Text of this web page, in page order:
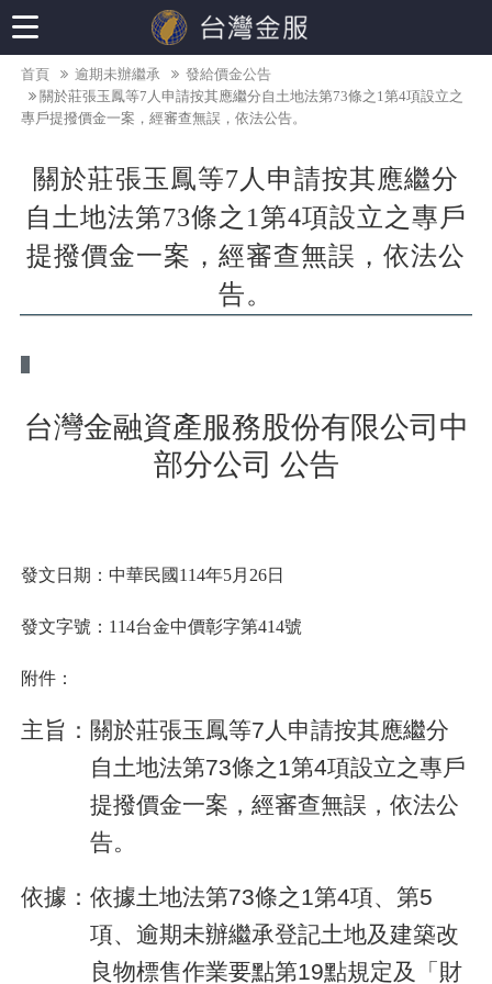
首頁 逾期未辦繼承
發給價金公告
關於莊張玉鳳等7人申請按其應繼分自土地法第73條之1第4項設立之
專戶提撥價金一案，經審查無誤，依法公告。
關於莊張玉鳳等7人申請按其應繼分
自土地法第73條之1第4項設立之專戶
提撥價金一案，經審查無誤，依法公
告。
台灣金融資產服務股份有限公司中
部分公司 公告
發文日期：中華民國114年5月26日
發文字號：114台金中價彰字第414號
附件：
主旨： 關於莊張玉鳳等7人申請按其應繼分
自土地法第73條之1第4項設立之專戶
提撥價金一案，經審查無誤，依法公
告。
依據：依據土地法第73條之1第4項、第5
項、逾期未辦繼承登記土地及建築改
良物標售作業要點第19點規定及「財